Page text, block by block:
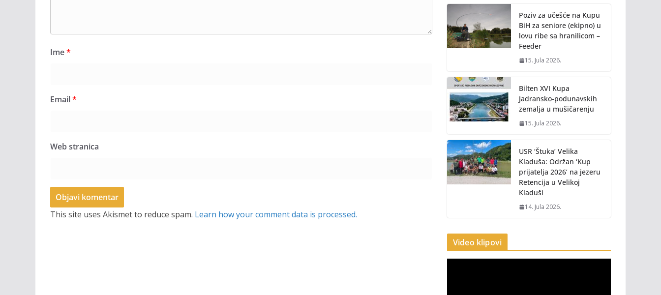
Ime*
Email*
Web stranica
This site uses Akismet to reduce spam. Learn how your comment data is processed.
Poziv za učešće na Kupu
BiH za seniore (ekipno) u
lovu ribe sa hranilicom –
Feeder
15. Jula 2026.
Bilten XVI Kupa
Jadransko-podunavskih
zemalja u mušičarenju
15. Jula 2026.
USR ‘Štuka’ Velika
Kladuša: Održan ‘Kup
prijatelja 2026’ na jezeru
Retencija u Velikoj
Kladuši
14. Jula 2026.
Video klipovi